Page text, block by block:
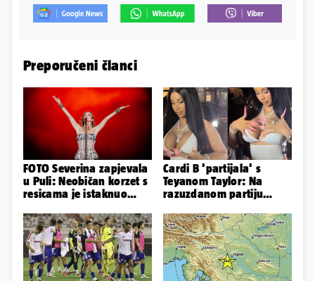
Preporučeni članci
FOTO Severina zapjevala
u Puli: Neobičan korzet s
resicama je istaknuo
Cardi B 'partijala' s
Teyanom Taylor: Na
razuzdanom partiju
guzu